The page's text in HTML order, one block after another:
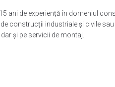
ani de experiență în domeniul
construcții industriale și civile
și pe servicii de montaj.